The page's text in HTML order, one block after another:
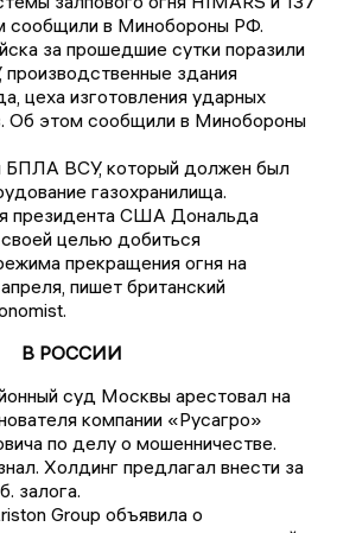
в Минобороны РФ.
за прошедшие сутки поразили
здания
цеха изготовления ударных
Об этом сообщили в Минобороны
БПЛА ВСУ, который должен был
газохранилища.
президента США Дональда
целью добиться
прекращения огня на
пишет британский
В РОССИИ
суд Москвы арестовал на
компании «Русагро»
по делу о мошенничестве.
Холдинг предлагал внести за
залога.
Group объявила о